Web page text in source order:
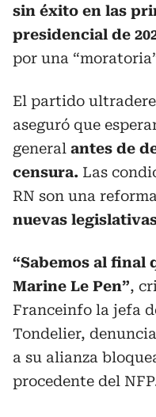
sin éxito en las
presidencial de
por una
El partido
aseguró que
general antes de
censura. Las
RN son una
nuevas
“Sabemos al final
Marine Le Pen”,
Franceinfo la jefa
Tondelier,
a su alianza
procedente del